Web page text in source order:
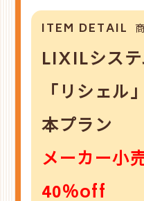
ITEM DETAIL
LIXILシス
「リシェル
本プラン
メーカー小
40％off